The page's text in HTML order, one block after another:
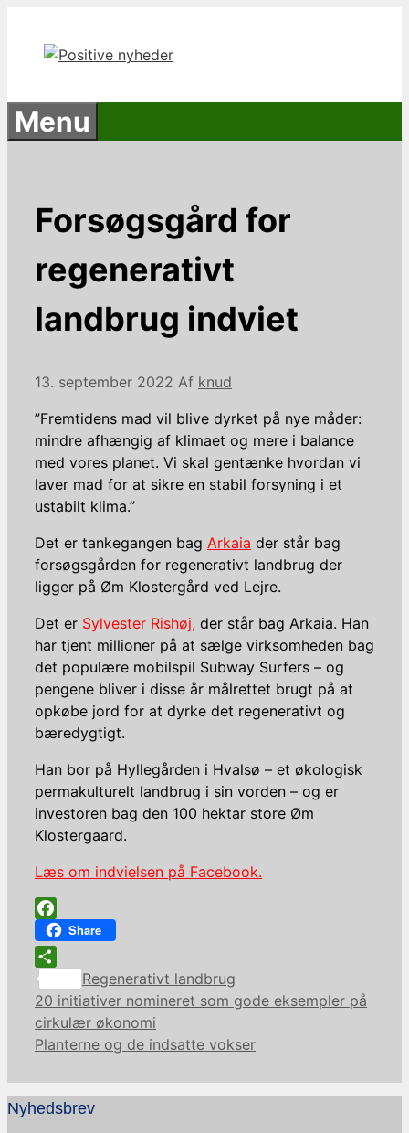
indhold
Menu
Forsøgsgård for
regenerativt
landbrug indviet
13. september 2022 Af knud
”Fremtidens mad vil blive dyrket på nye måder:
mindre afhængig af klimaet og mere i balance
med vores planet. Vi skal gentænke hvordan vi
laver mad for at sikre en stabil forsyning i et
ustabilt klima.”
Det er tankegangen bag Arkaia der står bag
forsøgsgården for regenerativt landbrug der
ligger på Øm Klostergård ved Lejre.
Det er Sylvester Rishøj, der står bag Arkaia. Han
har tjent millioner på at sælge virksomheden bag
det populære mobilspil Subway Surfers – og
pengene bliver i disse år målrettet brugt på at
opkøbe jord for at dyrke det regenerativt og
bæredygtigt.
Han bor på Hyllegården i Hvalsø – et økologisk
permakulturelt landbrug i sin vorden – og er
investoren bag den 100 hektar store Øm
Klostergaard.
Læs om indvielsen på Facebook.
Facebook
Share
Share
Kategorier
Regenerativt landbrug
20 initiativer nomineret som gode eksempler på
cirkulær økonomi
Planterne og de indsatte vokser
Nyhedsbrev